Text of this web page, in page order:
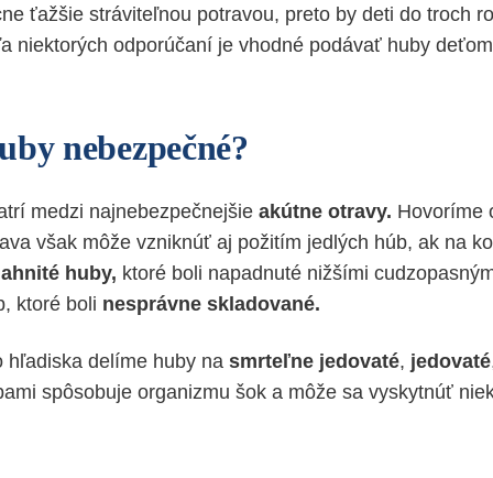
ťažšie stráviteľnou potravou, preto by deti do troch
niektorých odporúčaní je vhodné podávať huby
nebezpečné?
medzi najnebezpečnejšie akútne otravy. Hovoríme
však môže vzniknúť aj požitím jedlých húb, ak na
huby, ktoré boli napadnuté nižšími
ktoré boli nesprávne skladované.
hľadiska delíme huby na smrteľne jedovaté, jedovaté
spôsobuje organizmu šok a môže sa vyskytnúť